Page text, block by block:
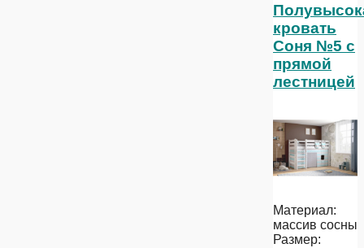
кровать
Соня №5 с
прямой
лестницей
Материал:
массив сосны
Размер: